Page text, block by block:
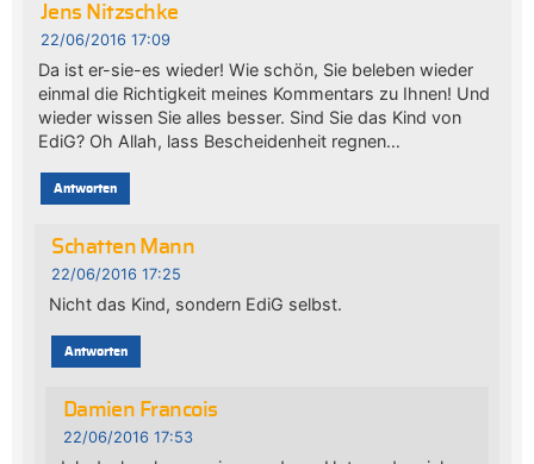
Jens Nitzschke
22/06/2016 17:09
Da ist er-sie-es wieder! Wie schön, Sie beleben wieder
einmal die Richtigkeit meines Kommentars zu Ihnen! Und
wieder wissen Sie alles besser. Sind Sie das Kind von
EdiG? Oh Allah, lass Bescheidenheit regnen…
Antworten
Schatten Mann
22/06/2016 17:25
Nicht das Kind, sondern EdiG selbst.
Antworten
Damien Francois
22/06/2016 17:53